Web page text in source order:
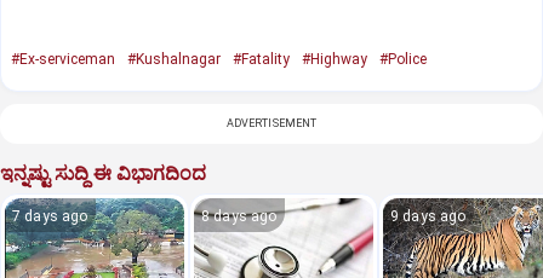
#Ex-serviceman #Kushalnagar #Fatality #Highway #Police
ADVERTISEMENT
ಇನ್ನಷ್ಟು ಸುದ್ದಿ ಈ ವಿಭಾಗದಿಂದ
7 days ago 8 days ago 9 days ago